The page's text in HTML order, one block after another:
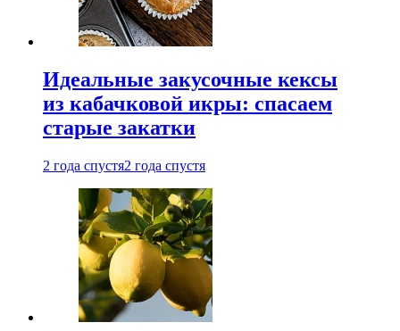
Идеальные закусочные кексы
из кабачковой икры: спасаем
старые закатки
2 года спустя2 года спустя